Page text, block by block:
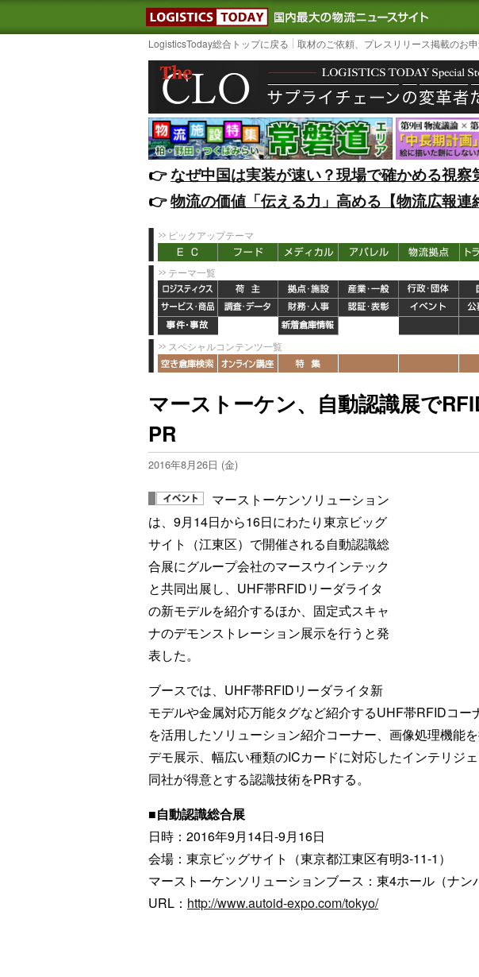
LOGISTICS TODAY｜国内最大の物
LogisticsToday総合トップに戻る 取材のご依頼、プレスリリース掲載のお
👉️なぜ中国は実装が速い？現場で確かめる視察
👉️物流の価値「伝える力」高める【物流広報連
ピックアップテーマ
テーマ一覧
スペシャルコンテンツ一覧
マーストーケン、自動認識展で
PR
2016年8月26日 (金)
マーストーケンソリューション
は、9月14日から16日にわたり東京ビッグ
サイト（江東区）で開催される自動認識総
合展にグループ会社のマースウインテック
と共同出展し、UHF帯RFIDリーダライタ
の新モデルを紹介するほか、固定式スキャ
ナのデモンストレーション展示を行うと発
表した。
ブースでは、UHF帯RFIDリーダライタ新
モデルや金属対応万能タグなど紹介するUHF帯RFIDコー
を活用したソリューション紹介コーナー、画像処理機能
デモ展示、幅広い種類のICカードに対応したインテリジェ
同社が得意とする認識技術をPRする。
■自動認識総合展
日時：2016年9月14日-9月16日
会場：東京ビッグサイト（東京都江東区有明3-11-1）
マーストーケンソリューションブース：東4ホール（ナン
URL： http://www.autoid-expo.com/tokyo/